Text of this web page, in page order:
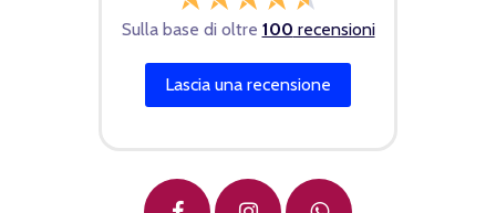
Sulla base di oltre 100 recensioni
Lascia una recensione